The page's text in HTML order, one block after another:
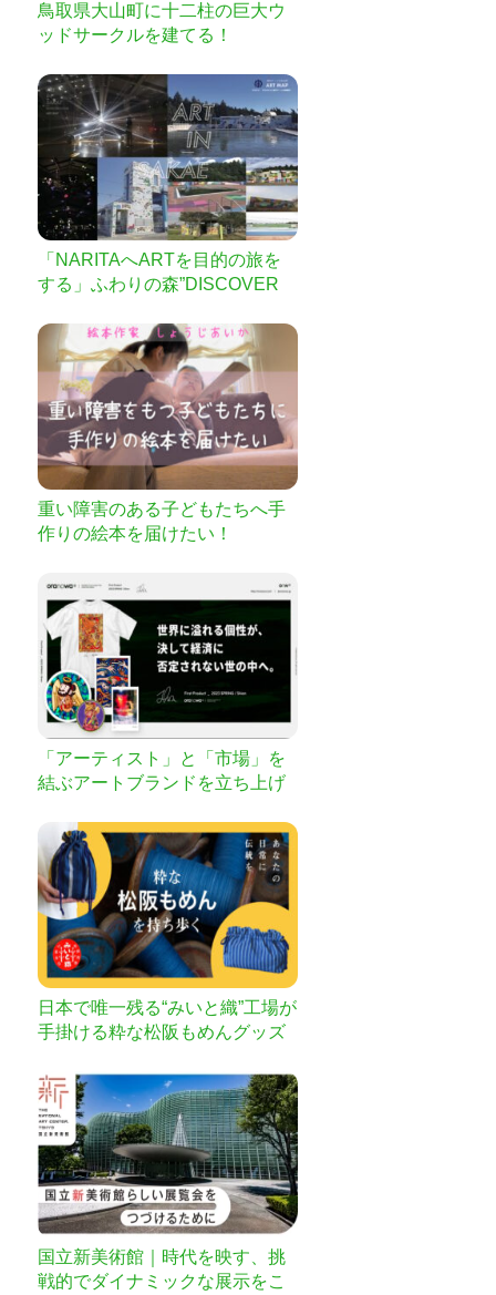
鳥取県大山町に十二柱の巨大ウ
ッドサークルを建てる！
「NARITAへARTを目的の旅を
する」ふわりの森”DISCOVER
重い障害のある子どもたちへ手
作りの絵本を届けたい！
「アーティスト」と「市場」を
結ぶアートブランドを立ち上げ
日本で唯一残る“みいと織”工場が
手掛ける粋な松阪もめんグッズ
国立新美術館｜時代を映す、挑
戦的でダイナミックな展示をこ